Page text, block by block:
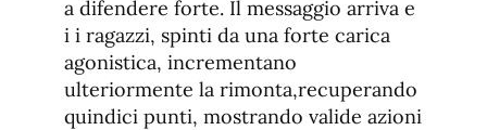
a difendere forte. Il messaggio arriva e
i i ragazzi, spinti da una forte carica
agonistica, incrementano
ulteriormente la rimonta,recuperando
quindici punti, mostrando valide azioni